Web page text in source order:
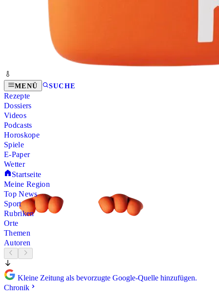
MENÜ SUCHE
Rezepte
Dossiers
Videos
Podcasts
Horoskope
Spiele
E-Paper
Wetter
Startseite
Meine Region
Top News
Sport
Rubriken
Orte
Themen
Autoren
Kleine Zeitung als bevorzugte Google-Quelle hinzufügen.
Chronik